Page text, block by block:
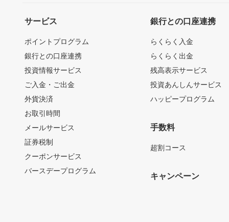
サービス
ポイントプログラム
銀行との口座連携
投資情報サービス
ご入金・ご出金
外貨決済
お取引時間
メールサービス
証券税制
クーポンサービス
バースデープログラム
銀行との口座連携
らくらく入金
らくらく出金
残高表示サービス
投資あんしんサービス
ハッピープログラム
手数料
超割コース
キャンペーン